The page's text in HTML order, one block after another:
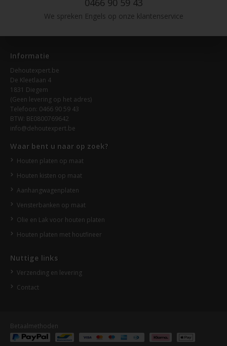
0466 90 59 43
We spreken Engels op onze klantenservice
Informatie
Dehoutexpert.be
De Kleetlaan 4
1831 Diegem
(Geen levering op het adres)
Telefoon: 0466 90 59 43
BTW: BE0800769642
info@dehoutexpert.be
Waar bent u naar op zoek?
Houten platen op maat
Houten kisten op maat
Aanhangwagenplaten
Vensterbanken op maat
Olie en Lak voor houten platen
Houten platen met houtfineer
Nuttige links
Verzending en levering
Contact
Betaalmethoden